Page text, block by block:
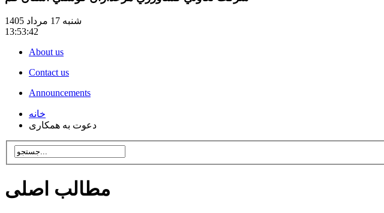
شنبه 17 مرداد 1405
13:53:42
About us
Contact us
Announcements
خانه
دعوت به همکاری
مطالب اصلی